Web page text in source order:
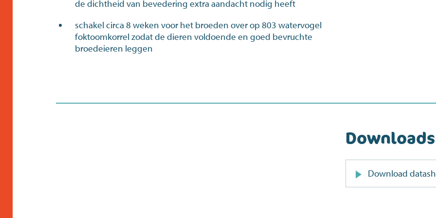
de dichtheid van bevedering extra aandacht nodig heeft
schakel circa 8 weken voor het broeden over op 803 watervogel
foktoomkorrel zodat de dieren voldoende en goed bevruchte
broedeieren leggen
Downloads
Download